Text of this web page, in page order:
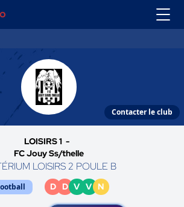
Contacter le club
LOISIRS 1 -
FC Jouy Ss/thelle
LOISIRS 2 POULE B
D D V V N